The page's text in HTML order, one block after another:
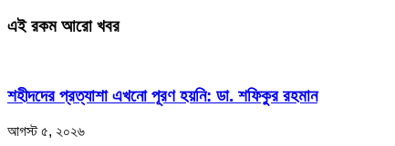
এই রকম আরো খবর
শহীদদের প্রত্যাশা এখনো পূরণ হয়নি: ডা. শফিকুর রহমান
আগস্ট ৫, ২০২৬